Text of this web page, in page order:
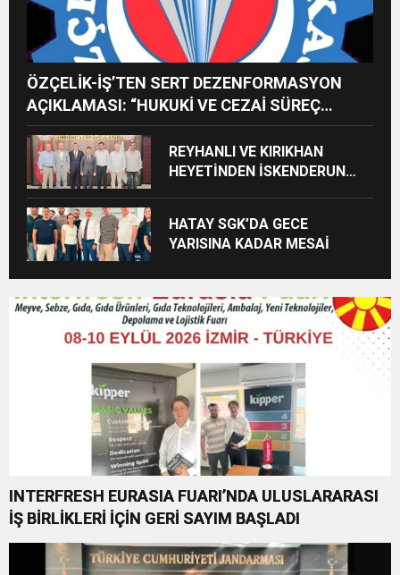
ÖZÇELİK-İŞ’TEN SERT DEZENFORMASYON
AÇIKLAMASI: “HUKUKİ VE CEZAİ SÜREÇ
BAŞLATILDI”
REYHANLI VE KIRIKHAN
HEYETİNDEN İSKENDERUN
HATAY SGK’DA GECE
YARISINA KADAR MESAİ
INTERFRESH EURASIA FUARI’NDA ULUSLARARASI
İŞ BİRLİKLERİ İÇİN GERİ SAYIM BAŞLADI